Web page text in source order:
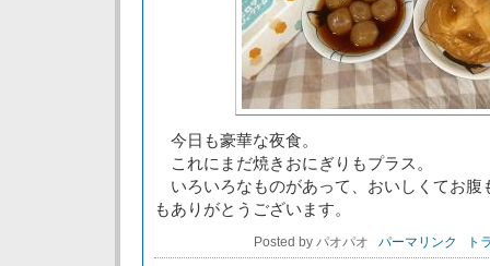
今日も豪華な夜食。
これにまだ焼きおにぎりもプラス。
いろいろなものがあって、おいしくてお腹
もありがとうございます。
Posted by パオパオ パーマリンク ト